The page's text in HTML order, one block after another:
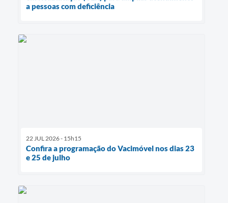
a pessoas com deficiência
22 JUL 2026 - 15h15
Confira a programação do Vacimóvel nos dias 23
e 25 de julho